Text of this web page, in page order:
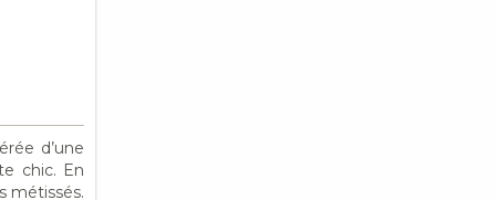
d’une
chic. En
métissés.